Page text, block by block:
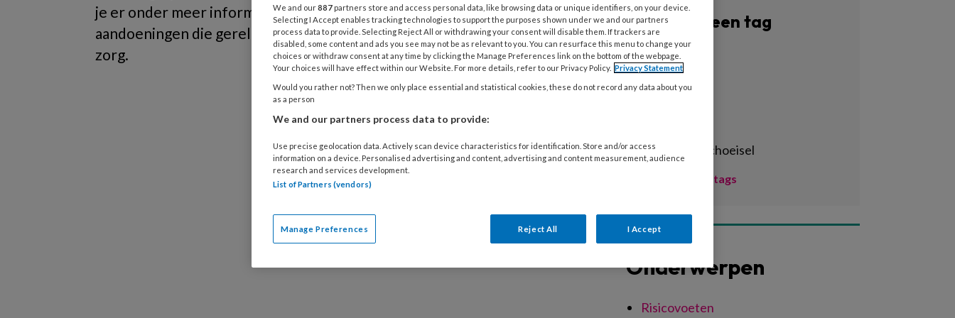
je er onder meer informatie over diverse specialistische technieken, over
aandoeningen die gerelateerd zijn aan risicovoeten of samenwerking in de
zorg.
Filter op een tag
Alle tags
aangepast schoeisel
Toon meer tags
Onderwerpen
Risicovoeten
We and our887 partners store and access personal data, like browsing data or unique identifiers, on your device.
Selecting I Accept enables tracking technologies to support the purposes shown under we and our partners
process data to provide. Selecting Reject All or withdrawing your consent will disable them. If trackers are
disabled, some content and ads you see may not be as relevant to you. You can resurface this menu to change your
choices or withdraw consent at any time by clicking the Manage Preferences link on the bottom of the webpage.
Your choices will have effect within our Website. For more details, refer to our Privacy Policy. Privacy Statement
Would you rather not? Then we only place essential and statistical cookies, these do not record any data about you
as a person
We and our partners process data to provide:
Use precise geolocation data. Actively scan device characteristics for identification. Store and/or access
information on a device. Personalised advertising and content, advertising and content measurement, audience
research and services development.
List of Partners (vendors)
Manage Preferences Reject All I Accept